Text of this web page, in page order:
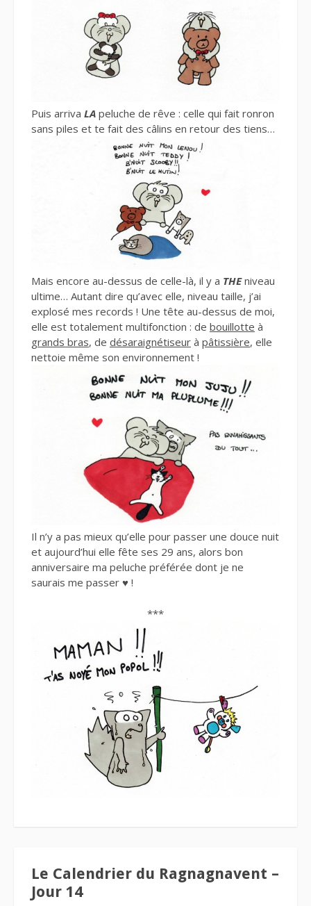
Puis arriva LA peluche de rêve : celle qui fait ronron
sans piles et te fait des câlins en retour des tiens…
Mais encore au-dessus de celle-là, il y a THEniveau
ultime… Autant dire qu’avec elle, niveau taille, j’ai
explosé mes records ! Une tête au-dessus de moi,
elle est totalement multifonction : de bouillotte à
grands bras, de désaraignétiseur à pâtissière, elle
nettoie même son environnement !
Il n’y a pas mieux qu’elle pour passer une douce nuit
et aujourd’hui elle fête ses 29 ans, alors bon
anniversaire ma peluche préférée dont je ne
saurais me passer ♥ !
***
Le Calendrier du Ragnagnavent –
Jour 14